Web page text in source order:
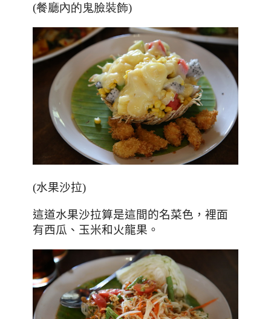
(餐廳內的鬼臉裝飾)
(水果沙拉)
這道水果沙拉算是這間的名菜色 ，裡面
有西瓜、玉米和火龍果 。